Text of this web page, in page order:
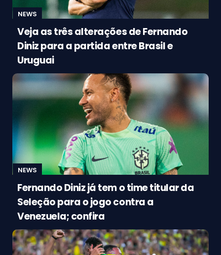
NEWS
Veja as três alterações de Fernando
Diniz para a partida entre Brasil e
Uruguai
NEWS
Fernando Diniz já tem o time titular da
Seleção para o jogo contra a
Venezuela; confira